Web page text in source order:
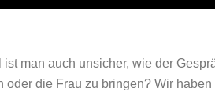
man auch unsicher, wie der
die Frau zu bringen? Wir